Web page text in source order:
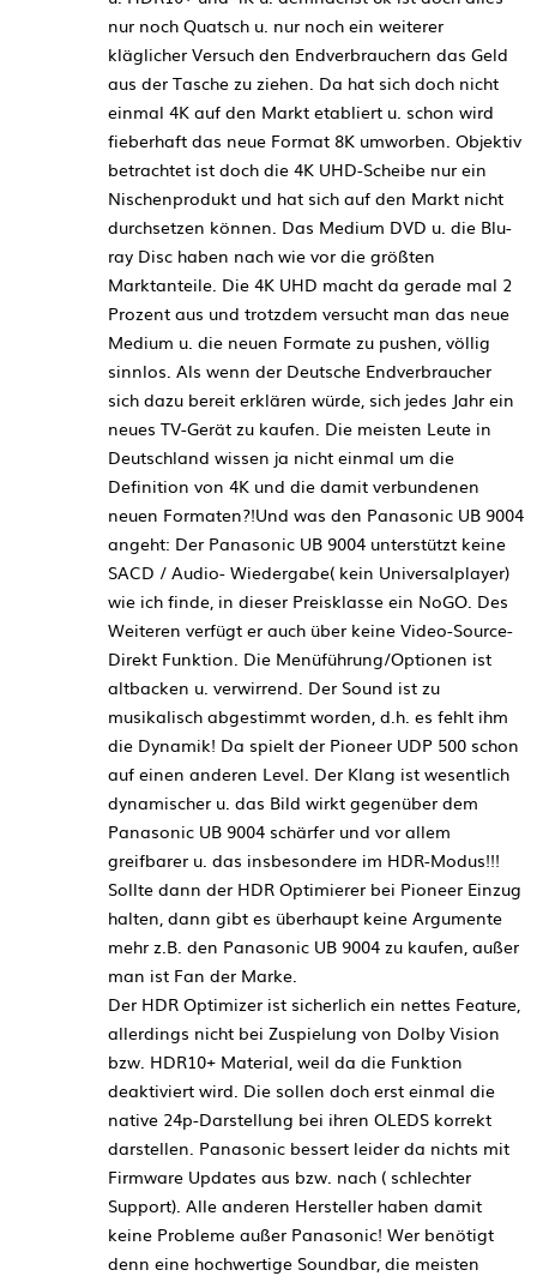
nur noch Quatsch u. nur noch ein weiterer
kläglicher Versuch den Endverbrauchern das Geld
aus der Tasche zu ziehen. Da hat sich doch nicht
einmal 4K auf den Markt etabliert u. schon wird
fieberhaft das neue Format 8K umworben. Objektiv
betrachtet ist doch die 4K UHD-Scheibe nur ein
Nischenprodukt und hat sich auf den Markt nicht
durchsetzen können. Das Medium DVD u. die Blu-
ray Disc haben nach wie vor die größten
Marktanteile. Die 4K UHD macht da gerade mal 2
Prozent aus und trotzdem versucht man das neue
Medium u. die neuen Formate zu pushen, völlig
sinnlos. Als wenn der Deutsche Endverbraucher
sich dazu bereit erklären würde, sich jedes Jahr ein
neues TV-Gerät zu kaufen. Die meisten Leute in
Deutschland wissen ja nicht einmal um die
Definition von 4K und die damit verbundenen
neuen Formaten?!Und was den Panasonic UB 9004
angeht: Der Panasonic UB 9004 unterstützt keine
SACD / Audio- Wiedergabe( kein Universalplayer)
wie ich finde, in dieser Preisklasse ein NoGO. Des
Weiteren verfügt er auch über keine Video-Source-
Direkt Funktion. Die Menüführung/Optionen ist
altbacken u. verwirrend. Der Sound ist zu
musikalisch abgestimmt worden, d.h. es fehlt ihm
die Dynamik! Da spielt der Pioneer UDP 500 schon
auf einen anderen Level. Der Klang ist wesentlich
dynamischer u. das Bild wirkt gegenüber dem
Panasonic UB 9004 schärfer und vor allem
greifbarer u. das insbesondere im HDR-Modus!!!
Sollte dann der HDR Optimierer bei Pioneer Einzug
halten, dann gibt es überhaupt keine Argumente
mehr z.B. den Panasonic UB 9004 zu kaufen, außer
man ist Fan der Marke.
Der HDR Optimizer ist sicherlich ein nettes Feature,
allerdings nicht bei Zuspielung von Dolby Vision
bzw. HDR10+ Material, weil da die Funktion
deaktiviert wird. Die sollen doch erst einmal die
native 24p-Darstellung bei ihren OLED´S korrekt
darstellen. Panasonic bessert leider da nichts mit
Firmware Updates aus bzw. nach ( schlechter
Support). Alle anderen Hersteller haben damit
keine Probleme außer Panasonic! Wer benötigt
denn eine hochwertige Soundbar, die meisten